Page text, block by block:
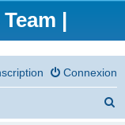
|
Connexion